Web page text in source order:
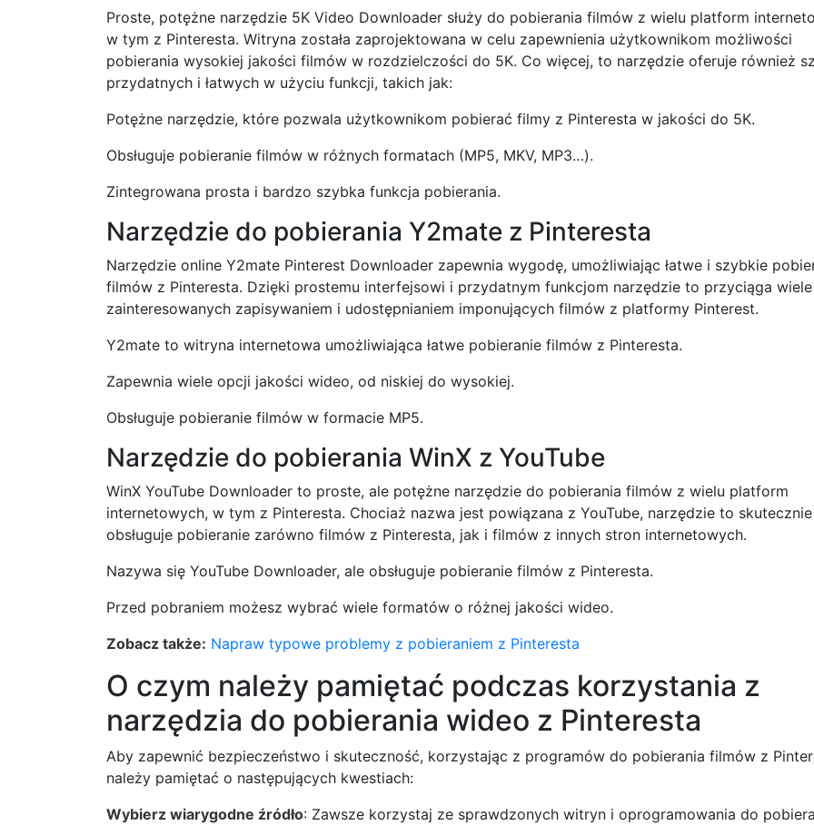
Proste, potężne narzędzie 5K Video Downloader służy do pobierania filmów z wielu platform
w tym z Pinteresta. Witryna została zaprojektowana w celu zapewnienia użytkownikom możliwości
pobierania wysokiej jakości filmów w rozdzielczości do 5K. Co więcej, to narzędzie oferuje również
przydatnych i łatwych w użyciu funkcji, takich jak:
Potężne narzędzie, które pozwala użytkownikom pobierać filmy z Pinteresta w jakości do 5K.
Obsługuje pobieranie filmów w różnych formatach (MP5, MKV, MP3…).
Zintegrowana prosta i bardzo szybka funkcja pobierania.
Narzędzie do pobierania Y2mate z Pinteresta
Narzędzie online Y2mate Pinterest Downloader zapewnia wygodę, umożliwiając łatwe i szybkie
filmów z Pinteresta. Dzięki prostemu interfejsowi i przydatnym funkcjom narzędzie to przyciąga
zainteresowanych zapisywaniem i udostępnianiem imponujących filmów z platformy Pinterest.
Y2mate to witryna internetowa umożliwiająca łatwe pobieranie filmów z Pinteresta.
Zapewnia wiele opcji jakości wideo, od niskiej do wysokiej.
Obsługuje pobieranie filmów w formacie MP5.
Narzędzie do pobierania WinX z YouTube
WinX YouTube Downloader to proste, ale potężne narzędzie do pobierania filmów z wielu platform
internetowych, w tym z Pinteresta. Chociaż nazwa jest powiązana z YouTube, narzędzie to skutecznie
obsługuje pobieranie zarówno filmów z Pinteresta, jak i filmów z innych stron internetowych.
Nazywa się YouTube Downloader, ale obsługuje pobieranie filmów z Pinteresta.
Przed pobraniem możesz wybrać wiele formatów o różnej jakości wideo.
Zobacz także: Napraw typowe problemy z pobieraniem z Pinteresta
O czym należy pamiętać podczas korzystania z
narzędzia do pobierania wideo z Pinteresta
Aby zapewnić bezpieczeństwo i skuteczność, korzystając z programów do pobierania filmów z
należy pamiętać o następujących kwestiach:
Wybierz wiarygodne źródło: Zawsze korzystaj ze sprawdzonych witryn i oprogramowania do